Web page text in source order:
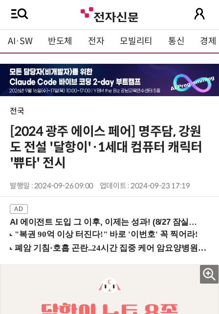
AI·SW 반도체 전자 모빌리티 통신 경제
전국
[2024 광주 에이스 페어] 명주담, 강원
도 전설 '달항이'·1세대 컴퓨터 캐릭터
'쀼타' 전시
발행일 : 2024-09-26 09:00 업데이트 : 2024-09-23 17:19
AI 에이전트 도입 그 이후, 이제는 성과! (8/27 잠실역)